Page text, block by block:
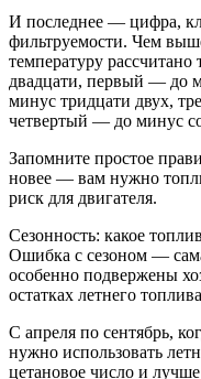
И последнее — цифра,
фильтруемости. Чем
температуру
двадцати, первый — до
минус тридцати двух,
четвертый — до минус
Запомните простое
новее — вам нужно
риск для двигателя.
Сезонность: какое
Ошибка с сезоном —
особенно подвержены
остатках летнего
С апреля по сентябрь,
нужно использовать
цетановое число и